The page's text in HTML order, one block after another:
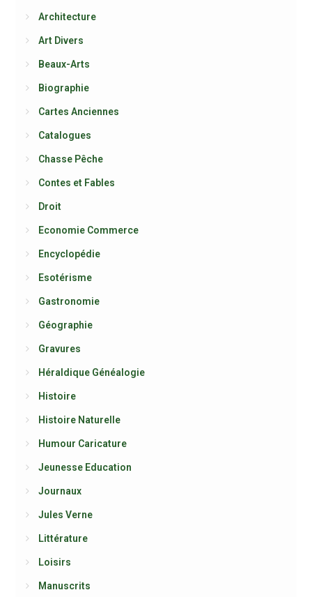
Architecture
Art Divers
Beaux-Arts
Biographie
Cartes Anciennes
Catalogues
Chasse Pêche
Contes et Fables
Droit
Economie Commerce
Encyclopédie
Esotérisme
Gastronomie
Géographie
Gravures
Héraldique Généalogie
Histoire
Histoire Naturelle
Humour Caricature
Jeunesse Education
Journaux
Jules Verne
Littérature
Loisirs
Manuscrits